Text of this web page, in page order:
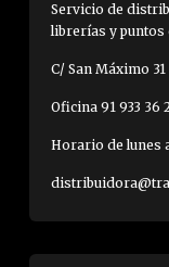
Servicio de
librerías y puntos
C/ San Máximo
Oficina 91 933 36
Horario de lunes